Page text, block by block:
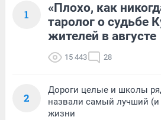
1
«Плохо, как
таролог о судьбе
жителей в августе
15 443 28
2
Дороги целые и школы
назвали самый лучший
жизни